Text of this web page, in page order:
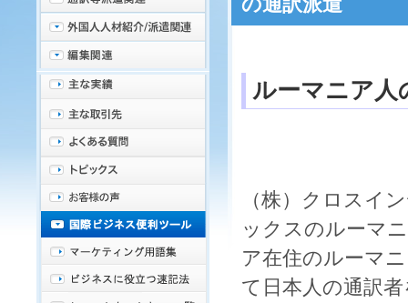
ルーマニア人
（株）クロスイ
ックスのルーマ
ア在住のルーマ
て 日本人の通訳者